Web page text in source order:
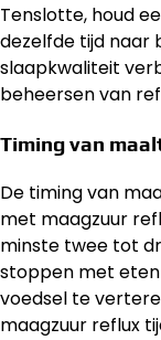
Tenslotte, houd
dezelfde tijd naar
slaapkwaliteit
beheersen van
Timing van
De timing van
met maagzuur
minste twee tot
stoppen met
voedsel te
maagzuur reflux